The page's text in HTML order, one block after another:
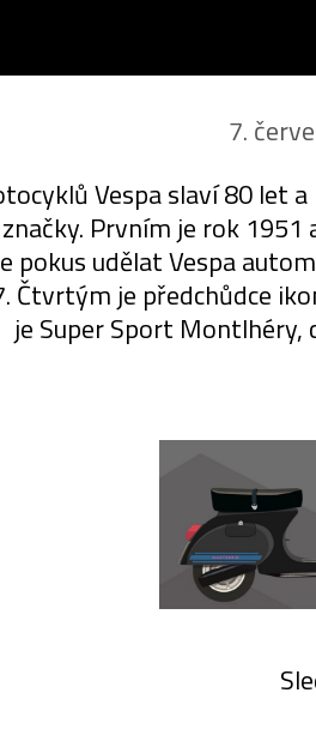
7.
Vespa slaví 80 let
Prvním je rok
pokus udělat Vespa
Čtvrtým je předchůdce
je Super Sport